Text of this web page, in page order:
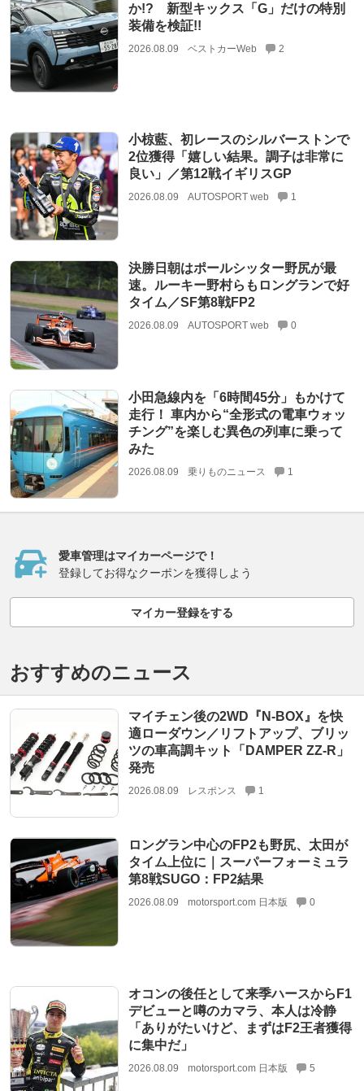
か!? 新型キックス「G」だけの特別
装備を検証!!
2026.08.09 ベストカーWeb 2
小椋藍、初レースのシルバーストンで
2位獲得「嬉しい結果。調子は非常に
良い」／第12戦イギリスGP
2026.08.09 AUTOSPORT web 1
決勝日朝はポールシッター野尻が最
速。ルーキー野村らもロングランで好
タイム／SF第8戦FP2
2026.08.09 AUTOSPORT web 0
小田急線内を「6時間45分」もかけて
走行！ 車内から“全形式の電車ウォッ
チング”を楽しむ異色の列車に乗って
みた
2026.08.09 乗りものニュース 1
愛車管理はマイカーページで！
登録してお得なクーポンを獲得しよう
マイカー登録をする
おすすめのニュース
マイチェン後の2WD『N-BOX』を快
適ローダウン／リフトアップ、ブリッ
ツの車高調キット「DAMPER ZZ-R」
発売
2026.08.09 レスポンス 1
ロングラン中心のFP2も野尻、太田が
タイム上位に｜スーパーフォーミュラ
第8戦SUGO：FP2結果
2026.08.09 motorsport.com 日本版 0
オコンの後任として来季ハースからF1
デビューと噂のカマラ、本人は冷静
「ありがたいけど、まずはF2王者獲得
に集中だ」
2026.08.09 motorsport.com 日本版 5